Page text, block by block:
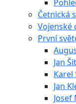
Četnická
Vojenské
První
Jan
Karel
Jan
Josef